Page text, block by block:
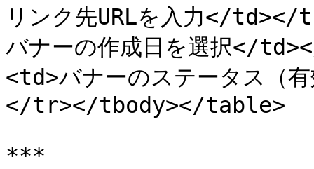
リンク先URLを入力</
バナーの作成日を選択</
<td>バナーのステータス（
</tr></tbody></table>
***